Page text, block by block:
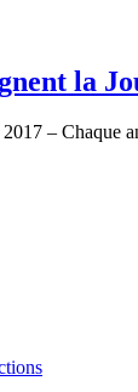
la
– Chaque